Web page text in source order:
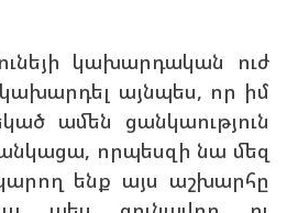
կախարդական ուժ
այնպես, որ իմ
ամեն ցանկաություն
որպեսզի նա մեզ
ենք այս աշխարհը